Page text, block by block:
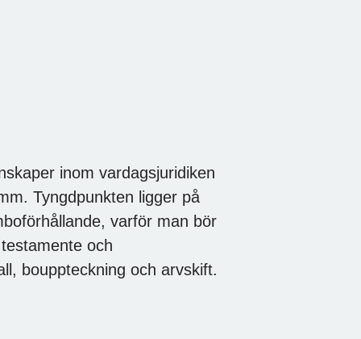
inom vardagsjuridiken
Tyngdpunkten ligger på
varför man bör
och
bouppteckning och arvskift.